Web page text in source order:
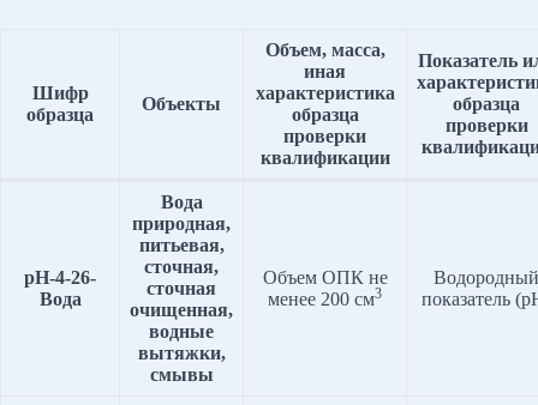
Шифр
образца
Объекты
Объем, масса,
иная
характеристика
образца
проверки
квалификации
Показатель
образца
проверки
pH-4-26-
Вода
Вода
природная,
питьевая,
сточная,
сточная
очищенная,
водные
вытяжки,
смывы
Объем ОПК не
менее 200 см3
Водородный
показатель